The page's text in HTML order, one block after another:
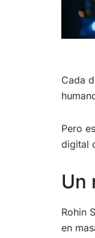
Cada
Pero
digital
Un
Rohin
en